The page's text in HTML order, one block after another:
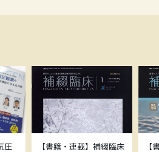
圧
【書籍・連載】補綴臨床
【